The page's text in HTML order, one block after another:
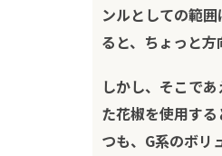
ンルとしての範
ると、ちょっと方
しかし、そこで
た花椒を使用す
つも、 G系のボリ